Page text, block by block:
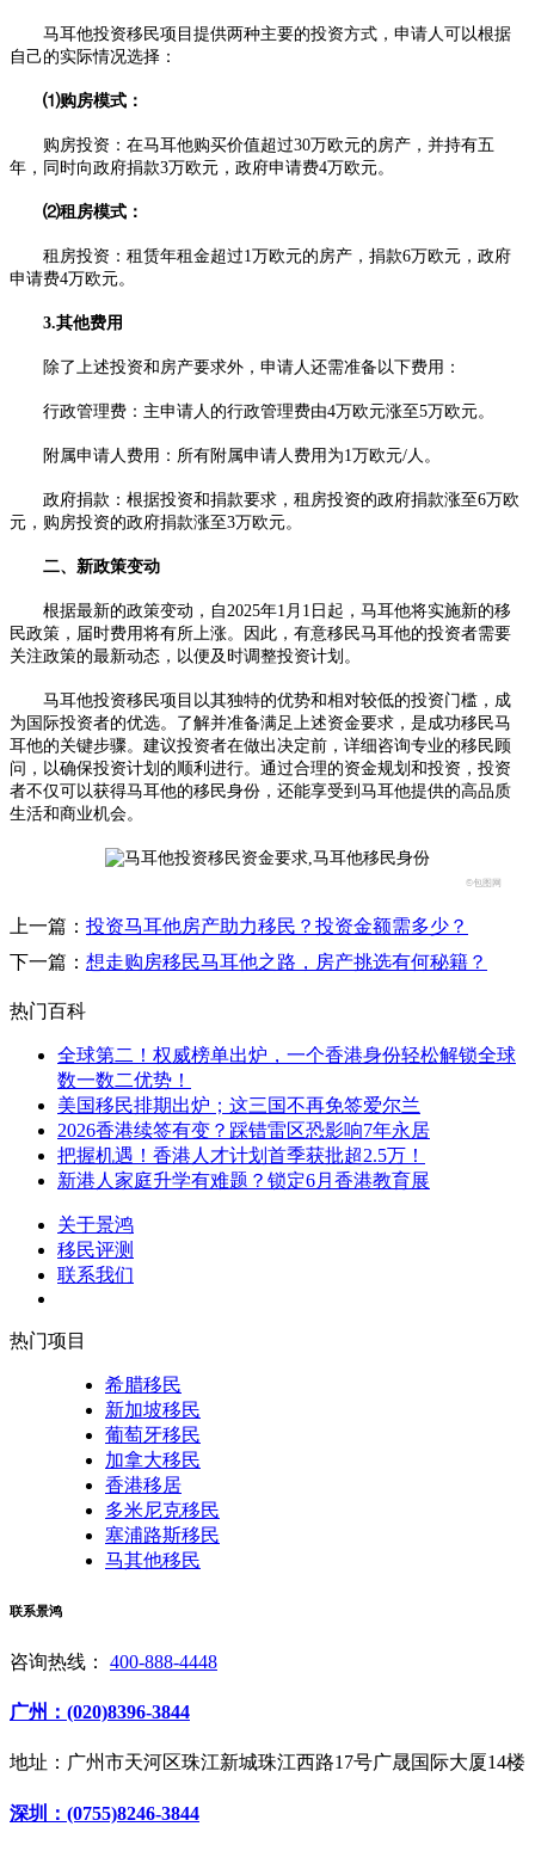
马耳他投资移民项目提供两种主要的投资方式，申请人可以根据
自己的实际情况选择：
⑴购房模式：
购房投资：在马耳他购买价值超过30万欧元的房产，并持有五
年，同时向政府捐款3万欧元，政府申请费4万欧元。
⑵租房模式：
租房投资：租赁年租金超过1万欧元的房产，捐款6万欧元，政府
申请费4万欧元。
3.其他费用
除了上述投资和房产要求外，申请人还需准备以下费用：
行政管理费：主申请人的行政管理费由4万欧元涨至5万欧元。
附属申请人费用：所有附属申请人费用为1万欧元/人。
政府捐款：根据投资和捐款要求，租房投资的政府捐款涨至6万欧
元，购房投资的政府捐款涨至3万欧元。
二、新政策变动
根据最新的政策变动，自2025年1月1日起，马耳他将实施新的移
民政策，届时费用将有所上涨。因此，有意移民马耳他的投资者需要
关注政策的最新动态，以便及时调整投资计划。
马耳他投资移民项目以其独特的优势和相对较低的投资门槛，成
为国际投资者的优选。了解并准备满足上述资金要求，是成功移民马
耳他的关键步骤。建议投资者在做出决定前，详细咨询专业的移民顾
问，以确保投资计划的顺利进行。通过合理的资金规划和投资，投资
者不仅可以获得马耳他的移民身份，还能享受到马耳他提供的高品质
生活和商业机会。
©包图网
上一篇： 投资马耳他房产助力移民？投资金额需多少？
下一篇： 想走购房移民马耳他之路，房产挑选有何秘籍？
热门百科
全球第二！权威榜单出炉，一个香港身份轻松解锁全球
数一数二优势！
美国移民排期出炉；这三国不再免签爱尔兰
2026香港续签有变？踩错雷区恐影响7年永居
把握机遇！香港人才计划首季获批超2.5万！
新港人家庭升学有难题？锁定6月香港教育展
关于景鸿
移民评测
联系我们
热门项目
希腊移民
新加坡移民
葡萄牙移民
加拿大移民
香港移居
多米尼克移民
塞浦路斯移民
马其他移民
联系景鸿
咨询热线： 400-888-4448
广州：(020)8396-3844
地址：广州市天河区珠江新城珠江西路17号广晟国际大厦14楼
深圳：(0755)8246-3844